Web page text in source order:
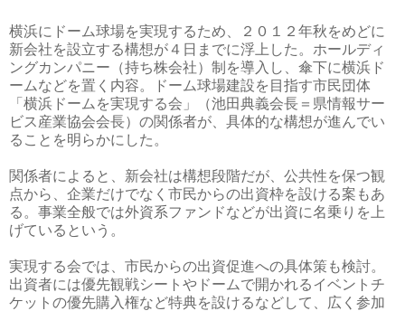
横浜にドーム球場を実現するため、２０１２年秋をめどに
新会社を設立する構想が４日までに浮上した。ホールディ
ングカンパニー（持ち株会社）制を導入し、傘下に横浜ド
ームなどを置く内容。ドーム球場建設を目指す市民団体
「横浜ドームを実現する会」（池田典義会長＝県情報サー
ビス産業協会会長）の関係者が、具体的な構想が進んでい
ることを明らかにした。
関係者によると、新会社は構想段階だが、公共性を保つ観
点から、企業だけでなく市民からの出資枠を設ける案もあ
る。事業全般では外資系ファンドなどが出資に名乗りを上
げているという。
実現する会では、市民からの出資促進への具体策も検討。
出資者には優先観戦シートやドームで開かれるイベントチ
ケットの優先購入権など特典を設けるなどして、広く参加